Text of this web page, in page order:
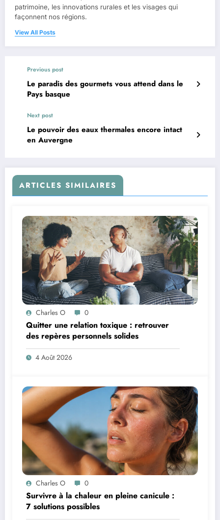
patrimoine, les innovations rurales et les visages qui
façonnent nos régions.
View All Posts
Previous post
Le paradis des gourmets vous attend dans le
Pays basque
Next post
Le pouvoir des eaux thermales encore intact
en Auvergne
ARTICLES SIMILAIRES
Charles O 0
Quitter une relation toxique : retrouver
des repères personnels solides
4 Août 2026
Charles O 0
Survivre à la chaleur en pleine canicule :
7 solutions possibles